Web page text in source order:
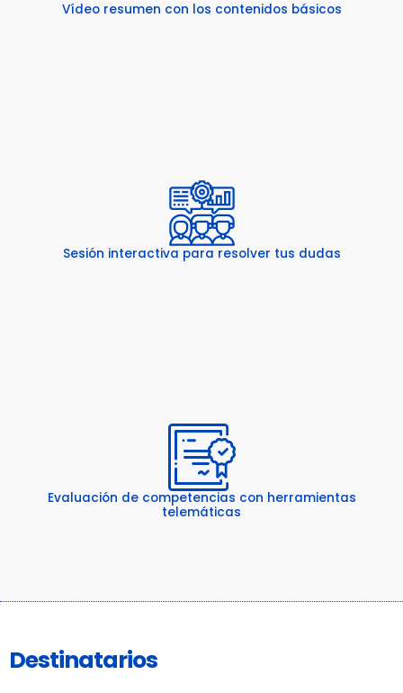
Vídeo resumen con los contenidos básicos
Sesión interactiva para resolver tus dudas
Evaluación de competencias con herramientas
telemáticas
Destinatarios